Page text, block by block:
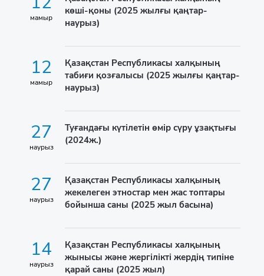
мамыр
көші-қоны (2025 жылғы қаңтар-
наурыз)
12
мамыр
Қазақстан Республикасы халқының
табиғи қозғалысы (2025 жылғы қаңтар-
наурыз)
27
наурыз
Туғандағы күтілетін өмір сүру ұзақтығы
(2024ж.)
27
наурыз
Қазақстан Республикасы халқының
жекелеген этностар мен жас топтары
бойынша саны (2025 жыл басына)
14
наурыз
Қазақстан Республикасы халқының
жынысы және жергілікті жердің типіне
қарай саны (2025 жыл)